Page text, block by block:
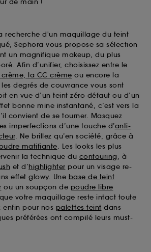
recherche d'un maquillage du teint
Sephora vous propose sa sélection
un magnifique makeup, du plus
Afin d’unifier, choisissez entre le
crème, la CC crème ou encore la
les degrés de couvrance vous sont
en vue d’un teint zéro défaut ou d’un
bonne mine instantané, c’est vers la
convient de se tourner. Masquez
imperfections d’une touche d’anti-
. Ne brillez qu’en société, grâce à
matifiante. Les looks les plus
la technique du contouring, à
et d’highlighter pour un visage re-
effet glowy. Une base de teint
ou un soupçon de poudre libre
votre maquillage reste intact toute
enfin pour nos palettes teint dans
préférées ont compilé leurs must-